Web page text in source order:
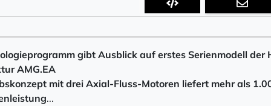
gibt Ausblick auf erstes Serienmodell der
AMG.EA
mit drei Axial-Fluss-Motoren liefert mehr als
g...
des Newsletters ein, den ich jederzeit mit dem Link
bestätigen Sie die Verarbeitung Ihrer Daten gemäß der